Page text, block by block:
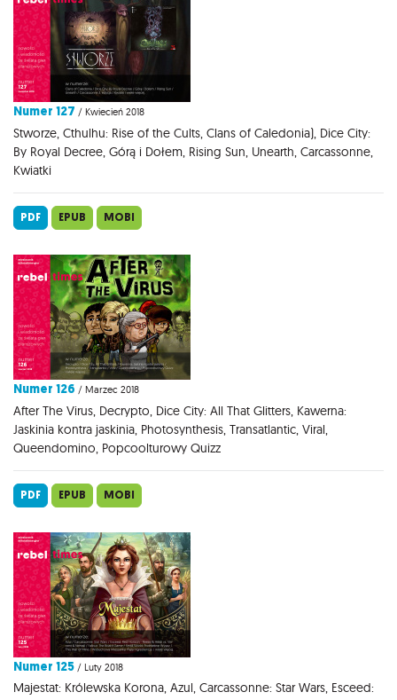
Numer 127 / Kwiecień 2018
Stworze, Cthulhu: Rise of the Cults, Clans of Caledonia), Dice City:
By Royal Decree, Górą i Dołem, Rising Sun, Unearth, Carcassonne,
Kwiatki
PDF EPUB MOBI
Numer 126 / Marzec 2018
After The Virus, Decrypto, Dice City: All That Glitters, Kawerna:
Jaskinia kontra jaskinia, Photosynthesis, Transatlantic, Viral,
Queendomino, Popcoolturowy Quizz
PDF EPUB MOBI
Numer 125 / Luty 2018
Majestat: Królewska Korona, Azul, Carcassonne: Star Wars, Esceed: